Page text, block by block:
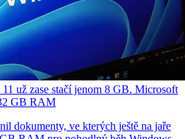
už zase stačí jenom 8 GB. Microsoft
GB RAM
dokumenty, ve kterých ještě na jaře